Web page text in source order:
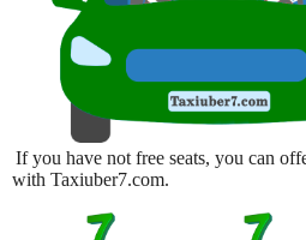
If you have not free seats, you can
with Taxiuber7.com.